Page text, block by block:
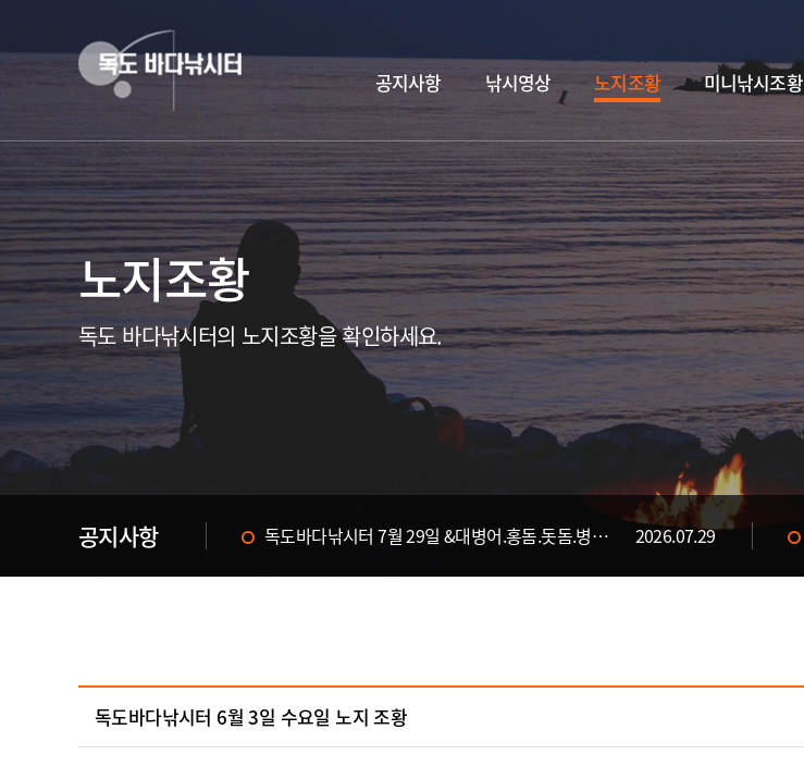
공지사항 낚시영상 노지조황 미니낚시조황
노지조황
독도 바다낚시터의 노지조황을 확인하세요.
공지사항
독도바다낚시터 7월 29일 &대병어.홍돔.돗돔.병어 입고& 2026.07.29
2026.07.31
독도바다낚시터 7월 29일 &대병어.홍돔.돗돔.병어 입고& 2026.07.29
독도바다낚시터 6월 3일 수요일 노지 조황